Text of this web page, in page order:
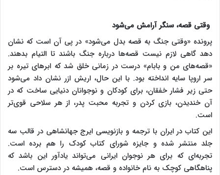
وقتی قصه، سنگر آرامش می‌شود
پرونده «وقتی جنگ به قصه بدل می‌شود» در پی آن است که نشان
دهد گاهی لازم نیست قصه‌ها درباره جنگ باشند تا التیام بدهند.
«قصه‌های من و بابام» درست در زمانی خلق شد که ابرهای تیره بر
سر اروپا سایه انداخته بود. با این حال، اریش ازر نشان داد می‌شود
حتی زیر فشار خفقان، برای کودکان و نوجوانان دنیایی ساخت که در
آن خندیدن، بازی کردن و تجربه محبت پدر، از هر سلاحی قوی‌تر
است.
این کتاب در ایران با ترجمه و بازنویسی ایرج جهانشاهی در قالب سه
جلد منتشر شده و جایزه شورای کتاب کودک را هم برده است.
تجربه‌ای که برای هر نوجوان ایرانی می‌تواند یادآور این باشد که
پناهگاهی کوچک به نام خانواده و قصه، همیشه در دسترس است.